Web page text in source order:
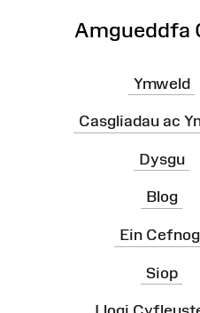
Amgueddfa
Ymweld
Casgliadau ac
Dysgu
Blog
Ein
Siop